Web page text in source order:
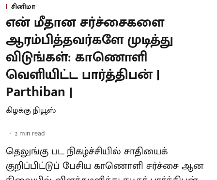
சினிமா
என் மீதான சர்ச்சைகளை
ஆரம்பித்தவர்களே முடித்து
விடுங்கள்: காணொளி
வெளியிட்ட பார்த்திபன் |
Parthiban |
கிழக்கு நியூஸ்
2 min read
தெலுங்கு பட நிகழ்ச்சியில் சாதியைக்
குறிப்பிட்டுப் பேசிய காணொளி சர்ச்சை ஆன